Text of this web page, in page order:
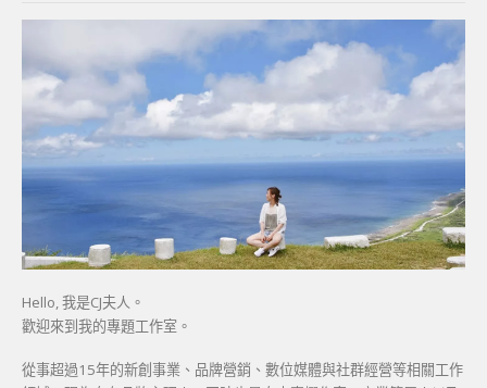
Hello, 我是CJ夫人。
歡迎來到我的專題工作室。
從事超過15年的新創事業、品牌營銷、數位媒體與社群經營等相關工作